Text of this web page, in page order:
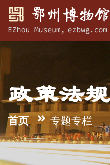
政策法规
首页 专题专栏